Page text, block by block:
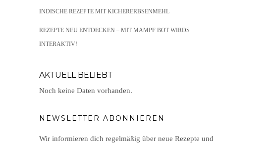
INDISCHE REZEPTE MIT KICHERERBSENMEHL
REZEPTE NEU ENTDECKEN – MIT MAMPF BOT WIRDS
INTERAKTIV!
AKTUELL BELIEBT
Noch keine Daten vorhanden.
NEWSLETTER ABONNIEREN
Wir informieren dich regelmäßig über neue Rezepte und